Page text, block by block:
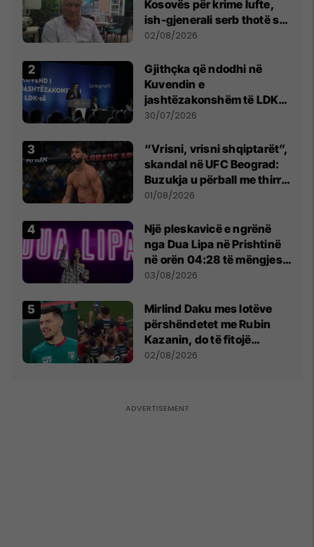
Kosovës për krime lufte,
ish-gjenerali serb thotë se
dikush e tradhtoi në
02/08/2026
Gjithçka që ndodhi në
Kuvendin e
jashtëzakonshëm të LDK-
së
30/07/2026
“Vrisni, vrisni shqiptarët”,
skandal në UFC Beograd:
Buzukja u përball me thirrje
anti-shqiptare nga
01/08/2026
Një pleskavicë e ngrënë
nga Dua Lipa në Prishtinë
në orën 04:28 të mëngjesit
- dhe bota digjitale serbe
03/08/2026
Mirlind Daku mes lotëve
përshëndetet me Rubin
Kazanin, do të fitojë
miliona te Spartak Moska
02/08/2026